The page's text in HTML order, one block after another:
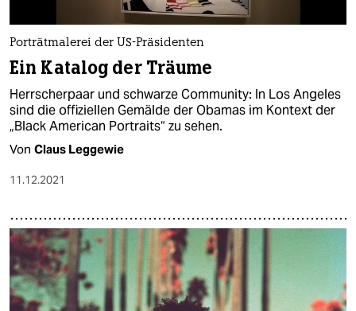
Porträtmalerei der US-Präsidenten
Ein Katalog der Träume
Herrscherpaar und schwarze Community: In Los Angeles
sind die offiziellen Gemälde der Obamas im Kontext der
„Black American Portraits“ zu sehen.
Von Claus Leggewie
11.12.2021